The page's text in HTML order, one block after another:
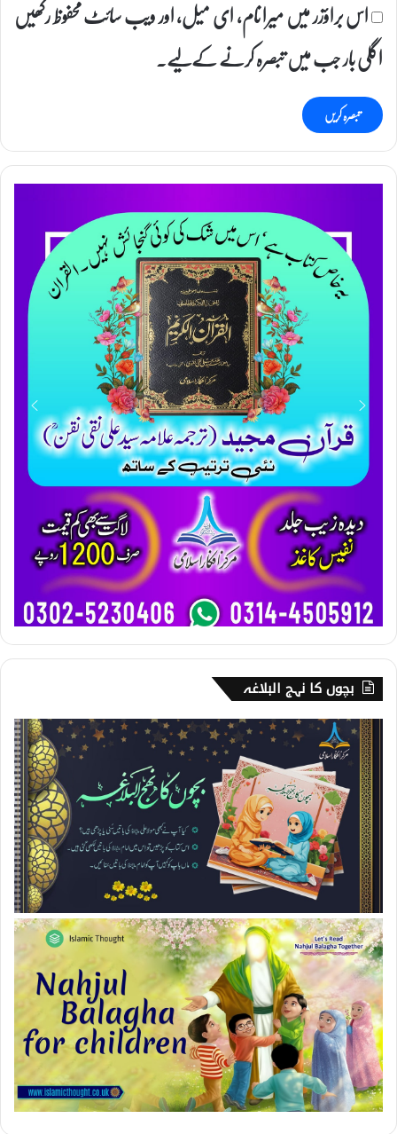
اس براؤزر میں میرا نام، ای میل، اور ویب سائٹ محفوظ رکھیں
اگلی بار جب میں تبصرہ کرنے کےلیے۔
بچوں کا نہج البلاغہ